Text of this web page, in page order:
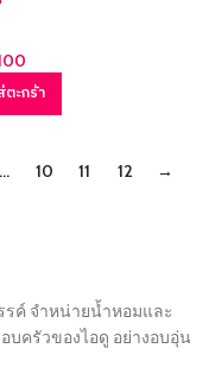
ตะกร้า
… 10 11 12 →
รค์ จำหน่ายน้ำหอมและ
บครัวของไอดู อย่างอบอุ่น